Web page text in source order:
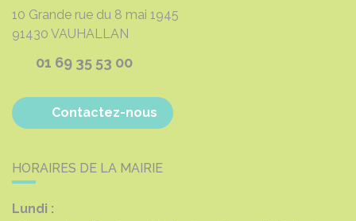
10 Grande rue du 8 mai 1945
91430 VAUHALLAN
01 69 35 53 00
Contactez-nous
HORAIRES DE LA MAIRIE
Lundi :